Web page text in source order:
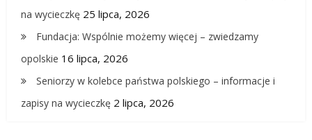
na wycieczkę 25 lipca, 2026
Fundacja: Wspólnie możemy więcej – zwiedzamy
opolskie 16 lipca, 2026
Seniorzy w kolebce państwa polskiego – informacje i
zapisy na wycieczkę 2 lipca, 2026